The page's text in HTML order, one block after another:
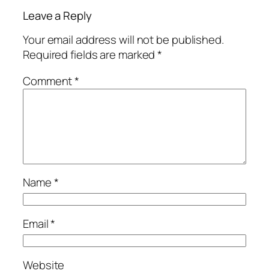
Leave a Reply
Your email address will not be published.
Required fields are marked*
Comment*
Name*
Email*
Website